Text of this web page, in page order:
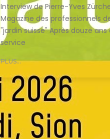
Interview de Pierre-Yves
Magazine des professionnels
"jardin suisse" Après douze
service
PLUS...